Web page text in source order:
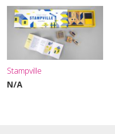
Stampville
N/A